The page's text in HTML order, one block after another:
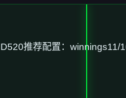
​推荐配置​：winnings11/